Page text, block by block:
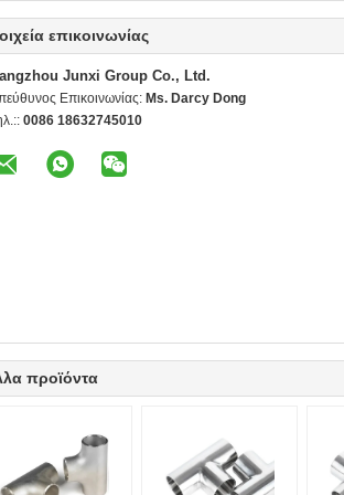
επικοινωνίας
Junxi Group Co., Ltd.
Επικοινωνίας: Ms. Darcy Dong
0086 18632745010
προϊόντα